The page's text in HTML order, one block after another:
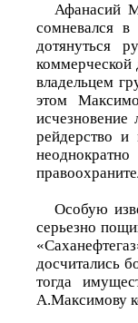
Афанасий
сомневался
дотянуться
коммерческой
владельцем
этом
рейдерство
Особую
серьезно
досчитались
тогда
А.Максимову